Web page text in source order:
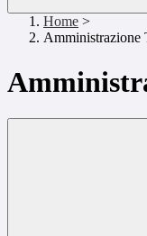
Home >
Amministrazione